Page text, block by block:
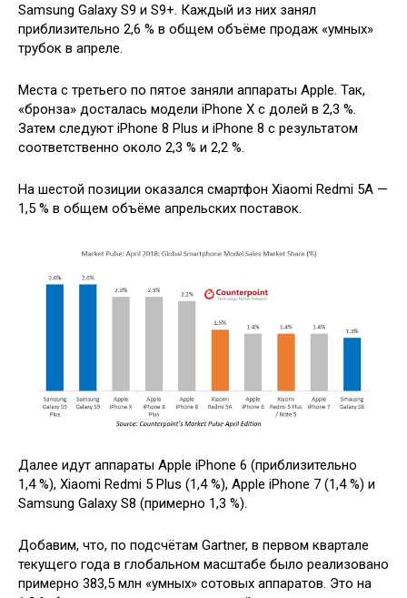
Samsung Galaxy S9 и S9+. Каждый из них занял
приблизительно 2,6 % в общем объёме продаж «умных»
трубок в апреле.
Места с третьего по пятое заняли аппараты Apple. Так,
«бронза» досталась модели iPhone X с долей в 2,3 %.
Затем следуют iPhone 8 Plus и iPhone 8 с результатом
соответственно около 2,3 % и 2,2 %.
На шестой позиции оказался смартфон Xiaomi Redmi 5A —
1,5 % в общем объёме апрельских поставок.
Далее идут аппараты Apple iPhone 6 (приблизительно
1,4 %), Xiaomi Redmi 5 Plus (1,4 %), Apple iPhone 7 (1,4 %) и
Samsung Galaxy S8 (примерно 1,3 %).
Добавим, что, по подсчётам Gartner, в первом квартале
текущего года в глобальном масштабе было реализовано
примерно 383,5 млн «умных» сотовых аппаратов. Это на